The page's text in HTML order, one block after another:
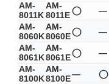
AM-
8011K
AM-
8011E◯ —
AM-
8060K
AM-
8060E◯ —
AM-
8061K
AM-
8061E◯ —
AM-
8100K
AM-
8100E— ◯